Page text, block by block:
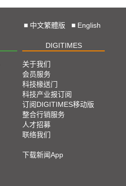
■ 中文繁體版 ■ English
DIGITIMES
关于我们
会员服务
科技椽送门
科技产业报订阅
订阅DIGITIMES移动版
整合行销服务
人才招募
联络我们
下载新闻App